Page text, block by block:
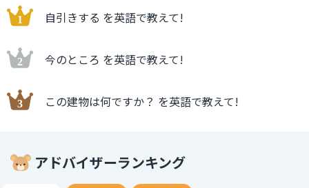
自引きする を英語で教えて!
今のところ を英語で教えて!
この建物は何ですか？ を英語で教えて!
アドバイザーランキング